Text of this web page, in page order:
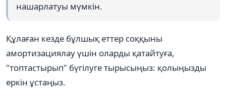
нашарлатуы мүмкін.
Құлаған кезде бұлшық еттер соққыны
амортизациялау үшін оларды қатайтуға,
"топтастырып" бүгілуге тырысыңыз: қолыңызды
еркін ұстаңыз.